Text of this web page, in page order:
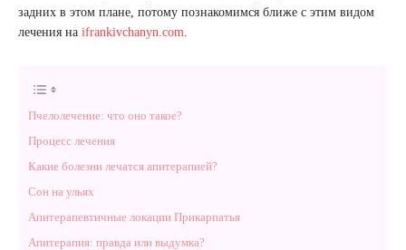
задних в этом плане, потому познакомимся ближе с этим видом
лечения на ifrankivchanyn.com
Пчелолечение: что оно такое?
Процесс лечения
Какие болезни лечатся апитерапией?
Сон на ульях
Апитерапевтичные локации Прикарпатья
Апитерапия: правда или выдумка?